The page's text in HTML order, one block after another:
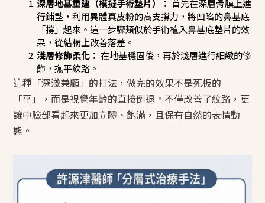
深層地基重建（模擬手術墊片）： 首先在深層骨膜上進
行鋪墊，利用異體真皮粉的高支撐力，將凹陷的鼻基底
「撐」起來。這一步驟類似於手術植入鼻基底墊片的效
果，從結構上改善落差。
淺層修飾柔化： 在地基穩固後，再於淺層進行細緻的修
飾，撫平紋路。
這種「深淺兼顧」的打法，做完的效果不是死板的
「平」，而是視覺年齡的直接倒退。不僅改善了紋路，更
讓中臉部看起來更加立體、飽滿，且保有自然的表情動
態。